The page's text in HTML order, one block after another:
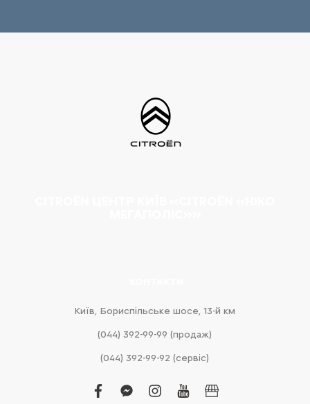
Київ, Бориспільське шосе, 13-й км
(044) 392-99-99 (продаж)
(044) 392-99-92 (сервіс)
facebook
facebook-
instagram
youtubebusiness